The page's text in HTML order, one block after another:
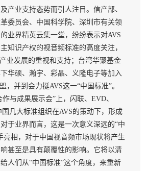
产业支持态势而引人注目。信产部、
委员会、中国科学院、深圳市有关领
业界精英云集一堂，纷纷表示对AVS
知识产权的视音频标准的高度关注，
业发展的重视和支持；台湾华聚基金
华硕、瀚宇、彩晶、义隆电子等加入
，并到会力挺AVS这一“中国标准”。
作与成果展示会”上，闪联、EVD、
几大标准组织在AVS的策动下，形成
于业界而言，这是一次意义深远的“中
亮相，对于中国视音频市场现状将产生
甚至是具有颠覆性的影响。它将以清
人们从“中国标准”这个角度，来重新